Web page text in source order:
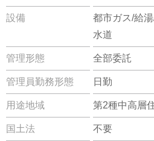
設備
都市ガス/給
水道
管理形態 全部委託
管理員勤務形態 日勤
用途地域 第2種中高層
国土法 不要